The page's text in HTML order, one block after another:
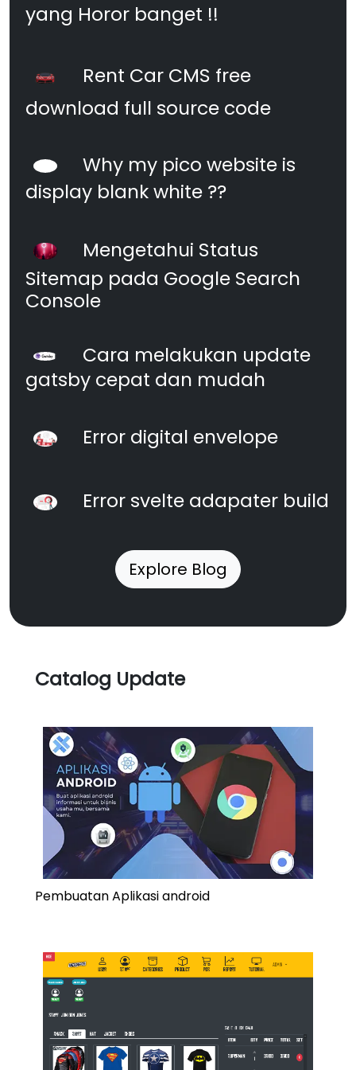
yang Horor banget !!
Rent Car CMS free
download full source code
Why my pico website is
display blank white ??
Mengetahui Status
Sitemap pada Google Search
Console
Cara melakukan update
gatsby cepat dan mudah
Error digital envelope
Error svelte adapater build
Explore Blog
Catalog Update
Pembuatan Aplikasi android